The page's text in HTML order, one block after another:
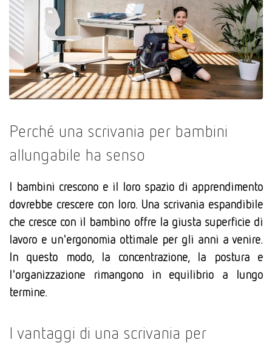
Perché una scrivania per bambini
allungabile ha senso
I bambini crescono e il loro spazio di apprendimento
dovrebbe crescere con loro. Una scrivania espandibile
che cresce con il bambino offre la giusta superficie di
lavoro e un'ergonomia ottimale per gli anni a venire.
In questo modo, la concentrazione, la postura e
l'organizzazione rimangono in equilibrio a lungo
termine.
I vantaggi di una scrivania per